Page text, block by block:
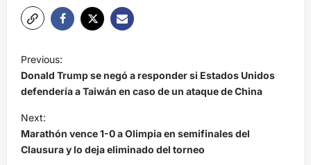
N
a
v
e
g
a
Previous:
Donald Trump se negó a responder si Estados Unidos
defendería a Taiwán en caso de un ataque de China
Next:
Marathón vence 1-0 a Olimpia en semifinales del
Clausura y lo deja eliminado del torneo